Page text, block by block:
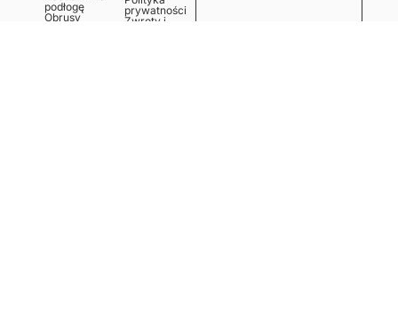
podłogę
Obrusy
prywatności
Zwroty i